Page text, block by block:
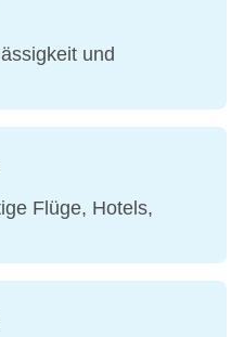
und
Flüge, Hotels,